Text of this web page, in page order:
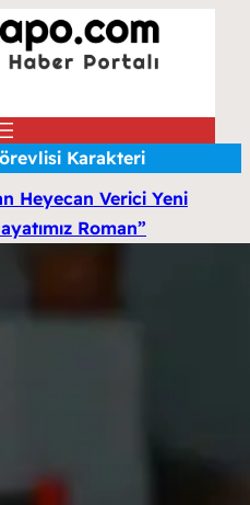
Karakteri
Heyecan Verici Yeni
Roman”